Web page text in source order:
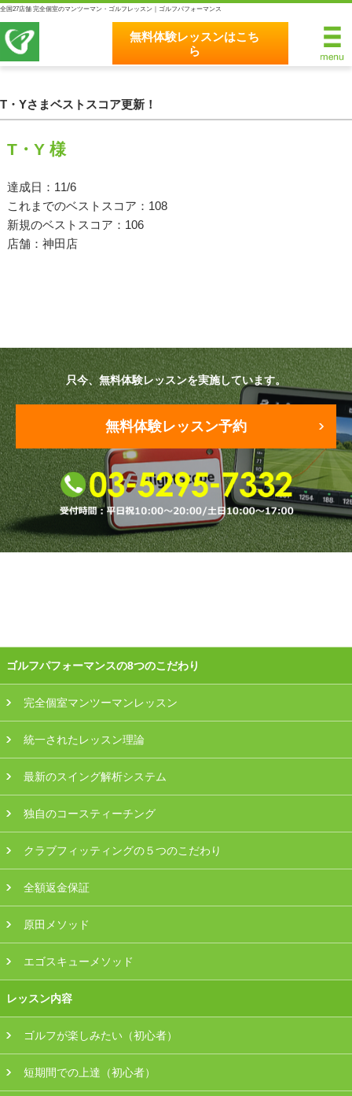
全国27店舗 完全個室のマンツーマン・ゴルフレッスン｜ゴルフパフォーマンス
無料体験レッスンはこち
ら
無料体験レッスンはこちら
統一されたレッスン理論
最新のスイング解析システム
全額返金保証
原田メソッド
エゴスキューメソッド
レッスン内容
ゴルフが楽しみたい（初心者）
短期間での上達（初心者）
店舗一覧
関東（神奈川・埼玉・千葉）
中部（静岡・愛知）
関西（大阪・兵庫・滋賀）
受講生の声
よくある質問
採用情報
会員様ログイン
T・Yさまベストスコア更新！
T・Y 様
達成日：11/6
これまでのベストスコア：108
新規のベストスコア：106
店舗：神田店
只今、無料体験レッスンを実施しています。
無料体験レッスン予約
ゴルフパフォーマンスの8つのこだわり
完全個室マンツーマンレッスン
統一されたレッスン理論
最新のスイング解析システム
独自のコースティーチング
クラブフィッティングの５つのこだわり
全額返金保証
原田メソッド
エゴスキューメソッド
レッスン内容
ゴルフが楽しみたい（初心者）
短期間での上達（初心者）